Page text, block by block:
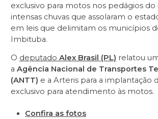
exclusivo para motos nos pedágios do
intensas chuvas que assolaram o
em leis que delimitam os municípios
Imbituba.
O deputado Alex Brasil (PL) relatou
a Agência Nacional de Transportes
(ANTT) e a Arteris para a implantação
exclusivo para atendimento às motos.
Confira as fotos